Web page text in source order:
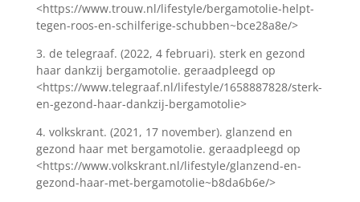
<https://www.trouw.nl/lifestyle/bergamotolie-helpt-
tegen-roos-en-schilferige-schubben~bce28a8e/>
3. de telegraaf. (2022, 4 februari). sterk en gezond
haar dankzij bergamotolie. geraadpleegd op
<https://www.telegraaf.nl/lifestyle/1658887828/sterk-
en-gezond-haar-dankzij-bergamotolie>
4. volkskrant. (2021, 17 november). glanzend en
gezond haar met bergamotolie. geraadpleegd op
<https://www.volkskrant.nl/lifestyle/glanzend-en-
gezond-haar-met-bergamotolie~b8da6b6e/>